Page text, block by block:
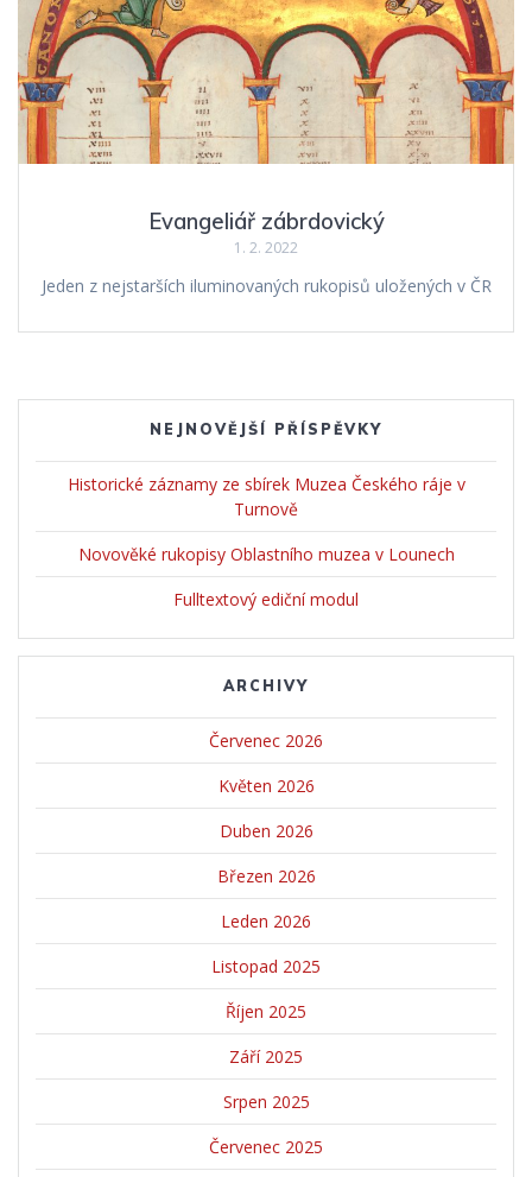
Evangeliář zábrdovický
1. 2. 2022
Jeden z nejstarších iluminovaných rukopisů uložených v ČR
NEJNOVĚJŠÍ PŘÍSPĚVKY
Historické záznamy ze sbírek Muzea Českého ráje v
Turnově
Novověké rukopisy Oblastního muzea v Lounech
Fulltextový ediční modul
ARCHIVY
Červenec 2026
Květen 2026
Duben 2026
Březen 2026
Leden 2026
Listopad 2025
Říjen 2025
Září 2025
Srpen 2025
Červenec 2025